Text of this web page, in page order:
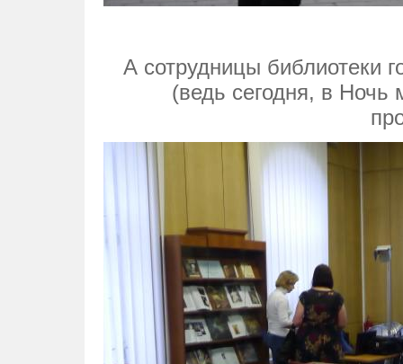
А сотрудницы библиотеки
(ведь сегодня, в Ночь